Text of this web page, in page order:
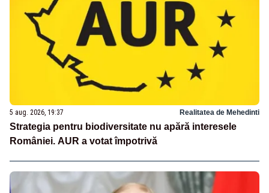
5 aug. 2026, 19:37 Realitatea de Mehedinti
Strategia pentru biodiversitate nu apără interesele
României. AUR a votat împotrivă